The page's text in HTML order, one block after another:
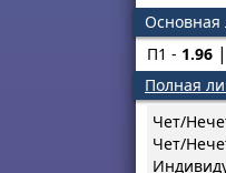
Основная
П1 - 1.96
Полная
Чет/
Чет/